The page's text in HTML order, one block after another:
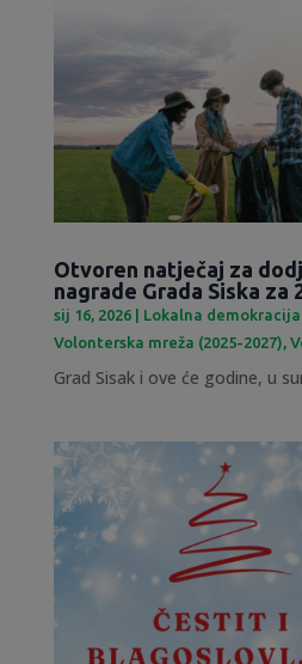
Otvoren natječaj za
nagrade Grada Siska za
sij 16, 2026| Lokalna
Volonterska mreža (2025-2027),
Grad Sisak i ove će godine, u